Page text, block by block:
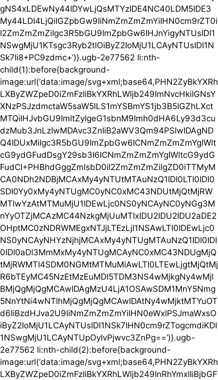
gNS4xLDEwNy44IDYwLjQsMTYzIDE4NC40LDM5IDE3
My44LDI4LjQiIGZpbGw9IiNmZmZmZmYiIHN0cm9rZT0i
I2ZmZmZmZiIgc3R5bGU9ImZpbGw6IHJnYigyNTUsIDI1
NSwgMjU1KTsgc3Ryb2tlOiByZ2IoMjU1LCAyNTUsIDI1N
Sk7Ii8+PC9zdmc+’)}.ugb-2e77562 li:nth-
child(1):before{background-
image:url(‘data:image/svg+xml;base64,PHN2ZyBkYXRh
LXByZWZpeD0iZmFzIiBkYXRhLWljb249ImNvcHkiIGNsY
XNzPSJzdmctaW5saW5lLS1mYSBmYS1jb3B5IGZhLXct
MTQiIHJvbGU9ImltZyIgeG1sbnM9Imh0dHA6Ly93d3cu
dzMub3JnLzIwMDAvc3ZnIiB2aWV3Qm94PSIwIDAgND
Q4IDUxMiIgc3R5bGU9ImZpbGw6ICNmZmZmZmYgIWlt
cG9ydGFudDsgY29sb3I6ICNmZmZmZmYgIWltcG9ydG
FudCI+PHBhdGggZmlsbD0iI2ZmZmZmZiIgZD0iTTMyM
CA0NDh2NDBjMCAxMy4yNTUtMTAuNzQ1IDI0LTI0IDI0
SDI0Yy0xMy4yNTUgMC0yNC0xMC43NDUtMjQtMjRW
MTIwYzAtMTMuMjU1IDEwLjc0NS0yNCAyNC0yNGg3M
nYyOTZjMCAzMC44NzkgMjUuMTIxIDU2IDU2IDU2aDE2
OHptMC0zNDRWMEgxNTJjLTEzLjI1NSAwLTI0IDEwLjc0
NS0yNCAyNHYzNjhjMCAxMy4yNTUgMTAuNzQ1IDI0IDI
0IDI0aDI3MmMxMy4yNTUgMCAyNC0xMC43NDUgMjQ
tMjRWMTI4SDM0NGMtMTMuMiAwLTI0LTEwLjgtMjQtMj
R6bTEyMC45NzEtMzEuMDI5TDM3NS4wMjkgNy4wMjl
BMjQgMjQgMCAwIDAgMzU4LjA1OSAwSDM1MnY5Nmg
5NnYtNi4wNTlhMjQgMjQgMCAwIDAtNy4wMjktMTYuOT
d6IiBzdHJva2U9IiNmZmZmZmYiIHN0eWxlPSJmaWxsO
iByZ2IoMjU1LCAyNTUsIDI1NSk7IHN0cm9rZTogcmdiKDI
1NSwgMjU1LCAyNTUpOyIvPjwvc3ZnPg==’)}.ugb-
2e77562 li:nth-child(2):before{background-
image:url(‘data:image/svg+xml;base64,PHN2ZyBkYXRh
LXByZWZpeD0iZmFzIiBkYXRhLWljb249InRhYmxlIiBjbGF